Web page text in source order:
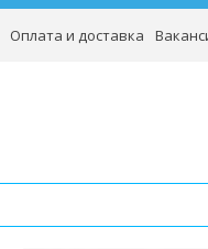
Оплата и доставка